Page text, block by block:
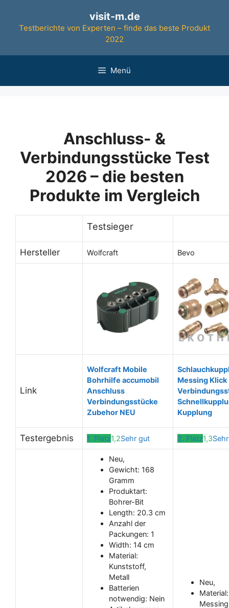
springen
visit-m.de
Testberichte von Experten – finde das beste Produkt
2022
Menü
Anschluss- &
Verbindungsstücke Test
2026 – die besten
Produkte im Vergleich
Testsieger
Hersteller Wolfcraft Bevo
Link
Wolfcraft Mobile
Bohrhilfe accumobil
Anschluss
Verbindungsstücke
Zubehor NEU
Messing Klick
Kupplung
Testergebnis 1. Platz1,2Sehr gut 2. Platz1,3
Neu,
Gewicht: 168
Gramm
Produktart:
Bohrer-Bit
Length: 20.3 cm
Anzahl der
Packungen: 1
Width: 14 cm
Material:
Kunststoff,
Metall
Batterien
notwendig: Nein
Neu,
Material:
Messing